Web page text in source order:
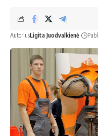
AutoriusLigita Juodvalkienė